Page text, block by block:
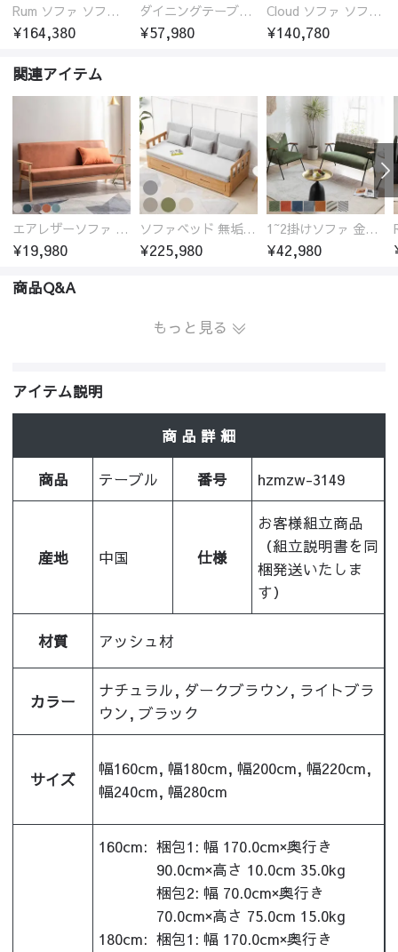
Rum ソファ ソファー おしゃれ 1人掛け～4人掛け ウォールナットorオーク材フレーム 西海岸風 肘掛
¥164,380
ダイニングテーブル おしゃれ セラミック天板 大理石柄 食卓 4人用 4人 6人 140cm 160cm 180cm 耐久性 耐熱 食事テーブル
¥57,980
Cloud ソファ ソファーおしゃれ 1人掛け～3人掛け チェリー材フレーム 木製 北欧 おしゃれ 5カラー 自由レイアウト
¥140,780
関連アイテム
エアレザーソファ おしゃれ 無地 1人用 二人掛け 3人掛け
¥19,980
ソファベッド 無垢材フレーム
¥225,980
1~2掛けソファ 金属フレーム 高反発ウレタン
¥42,980
商品Q&A
もっと見る
アイテム説明
商 品 詳 細
商品 テーブル 番号 hzmzw-3149
産地 中国 仕様
お客様組立商品
（組立説明書を同
梱発送いたしま
す）
材質 アッシュ材
カラー
ナチュラル, ダークブラウン, ライトブラ
ウン, ブラック
サイズ
幅160cm, 幅180cm, 幅200cm, 幅220cm,
幅240cm, 幅280cm
160cm: 梱包1: 幅 170.0cm×奥行き
90.0cm×高さ 10.0cm 35.0kg
梱包2: 幅 70.0cm×奥行き
70.0cm×高さ 75.0cm 15.0kg
180cm: 梱包1: 幅 170.0cm×奥行き